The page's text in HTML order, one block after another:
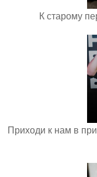
К старому
Приходи к нам в